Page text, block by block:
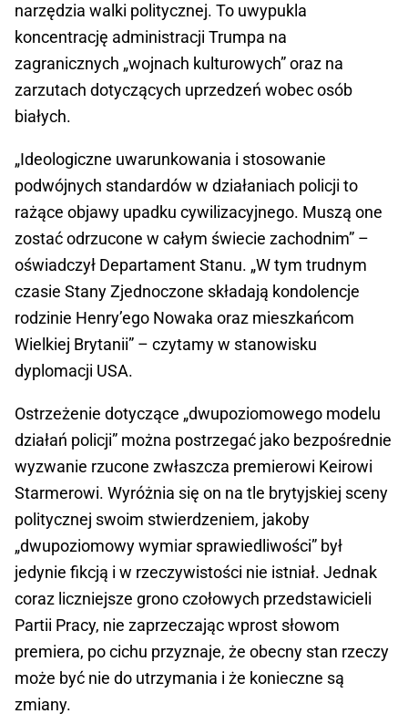
narzędzia walki politycznej. To uwypukla
koncentrację administracji Trumpa na
zagranicznych „wojnach kulturowych” oraz na
zarzutach dotyczących uprzedzeń wobec osób
białych.
„Ideologiczne uwarunkowania i stosowanie
podwójnych standardów w działaniach policji to
rażące objawy upadku cywilizacyjnego. Muszą one
zostać odrzucone w całym świecie zachodnim” –
oświadczył Departament Stanu. „W tym trudnym
czasie Stany Zjednoczone składają kondolencje
rodzinie Henry’ego Nowaka oraz mieszkańcom
Wielkiej Brytanii” – czytamy w stanowisku
dyplomacji USA.
Ostrzeżenie dotyczące „dwupoziomowego modelu
działań policji” można postrzegać jako bezpośrednie
wyzwanie rzucone zwłaszcza premierowi Keirowi
Starmerowi. Wyróżnia się on na tle brytyjskiej sceny
politycznej swoim stwierdzeniem, jakoby
„dwupoziomowy wymiar sprawiedliwości” był
jedynie fikcją i w rzeczywistości nie istniał. Jednak
coraz liczniejsze grono czołowych przedstawicieli
Partii Pracy, nie zaprzeczając wprost słowom
premiera, po cichu przyznaje, że obecny stan rzeczy
może być nie do utrzymania i że konieczne są
zmiany.